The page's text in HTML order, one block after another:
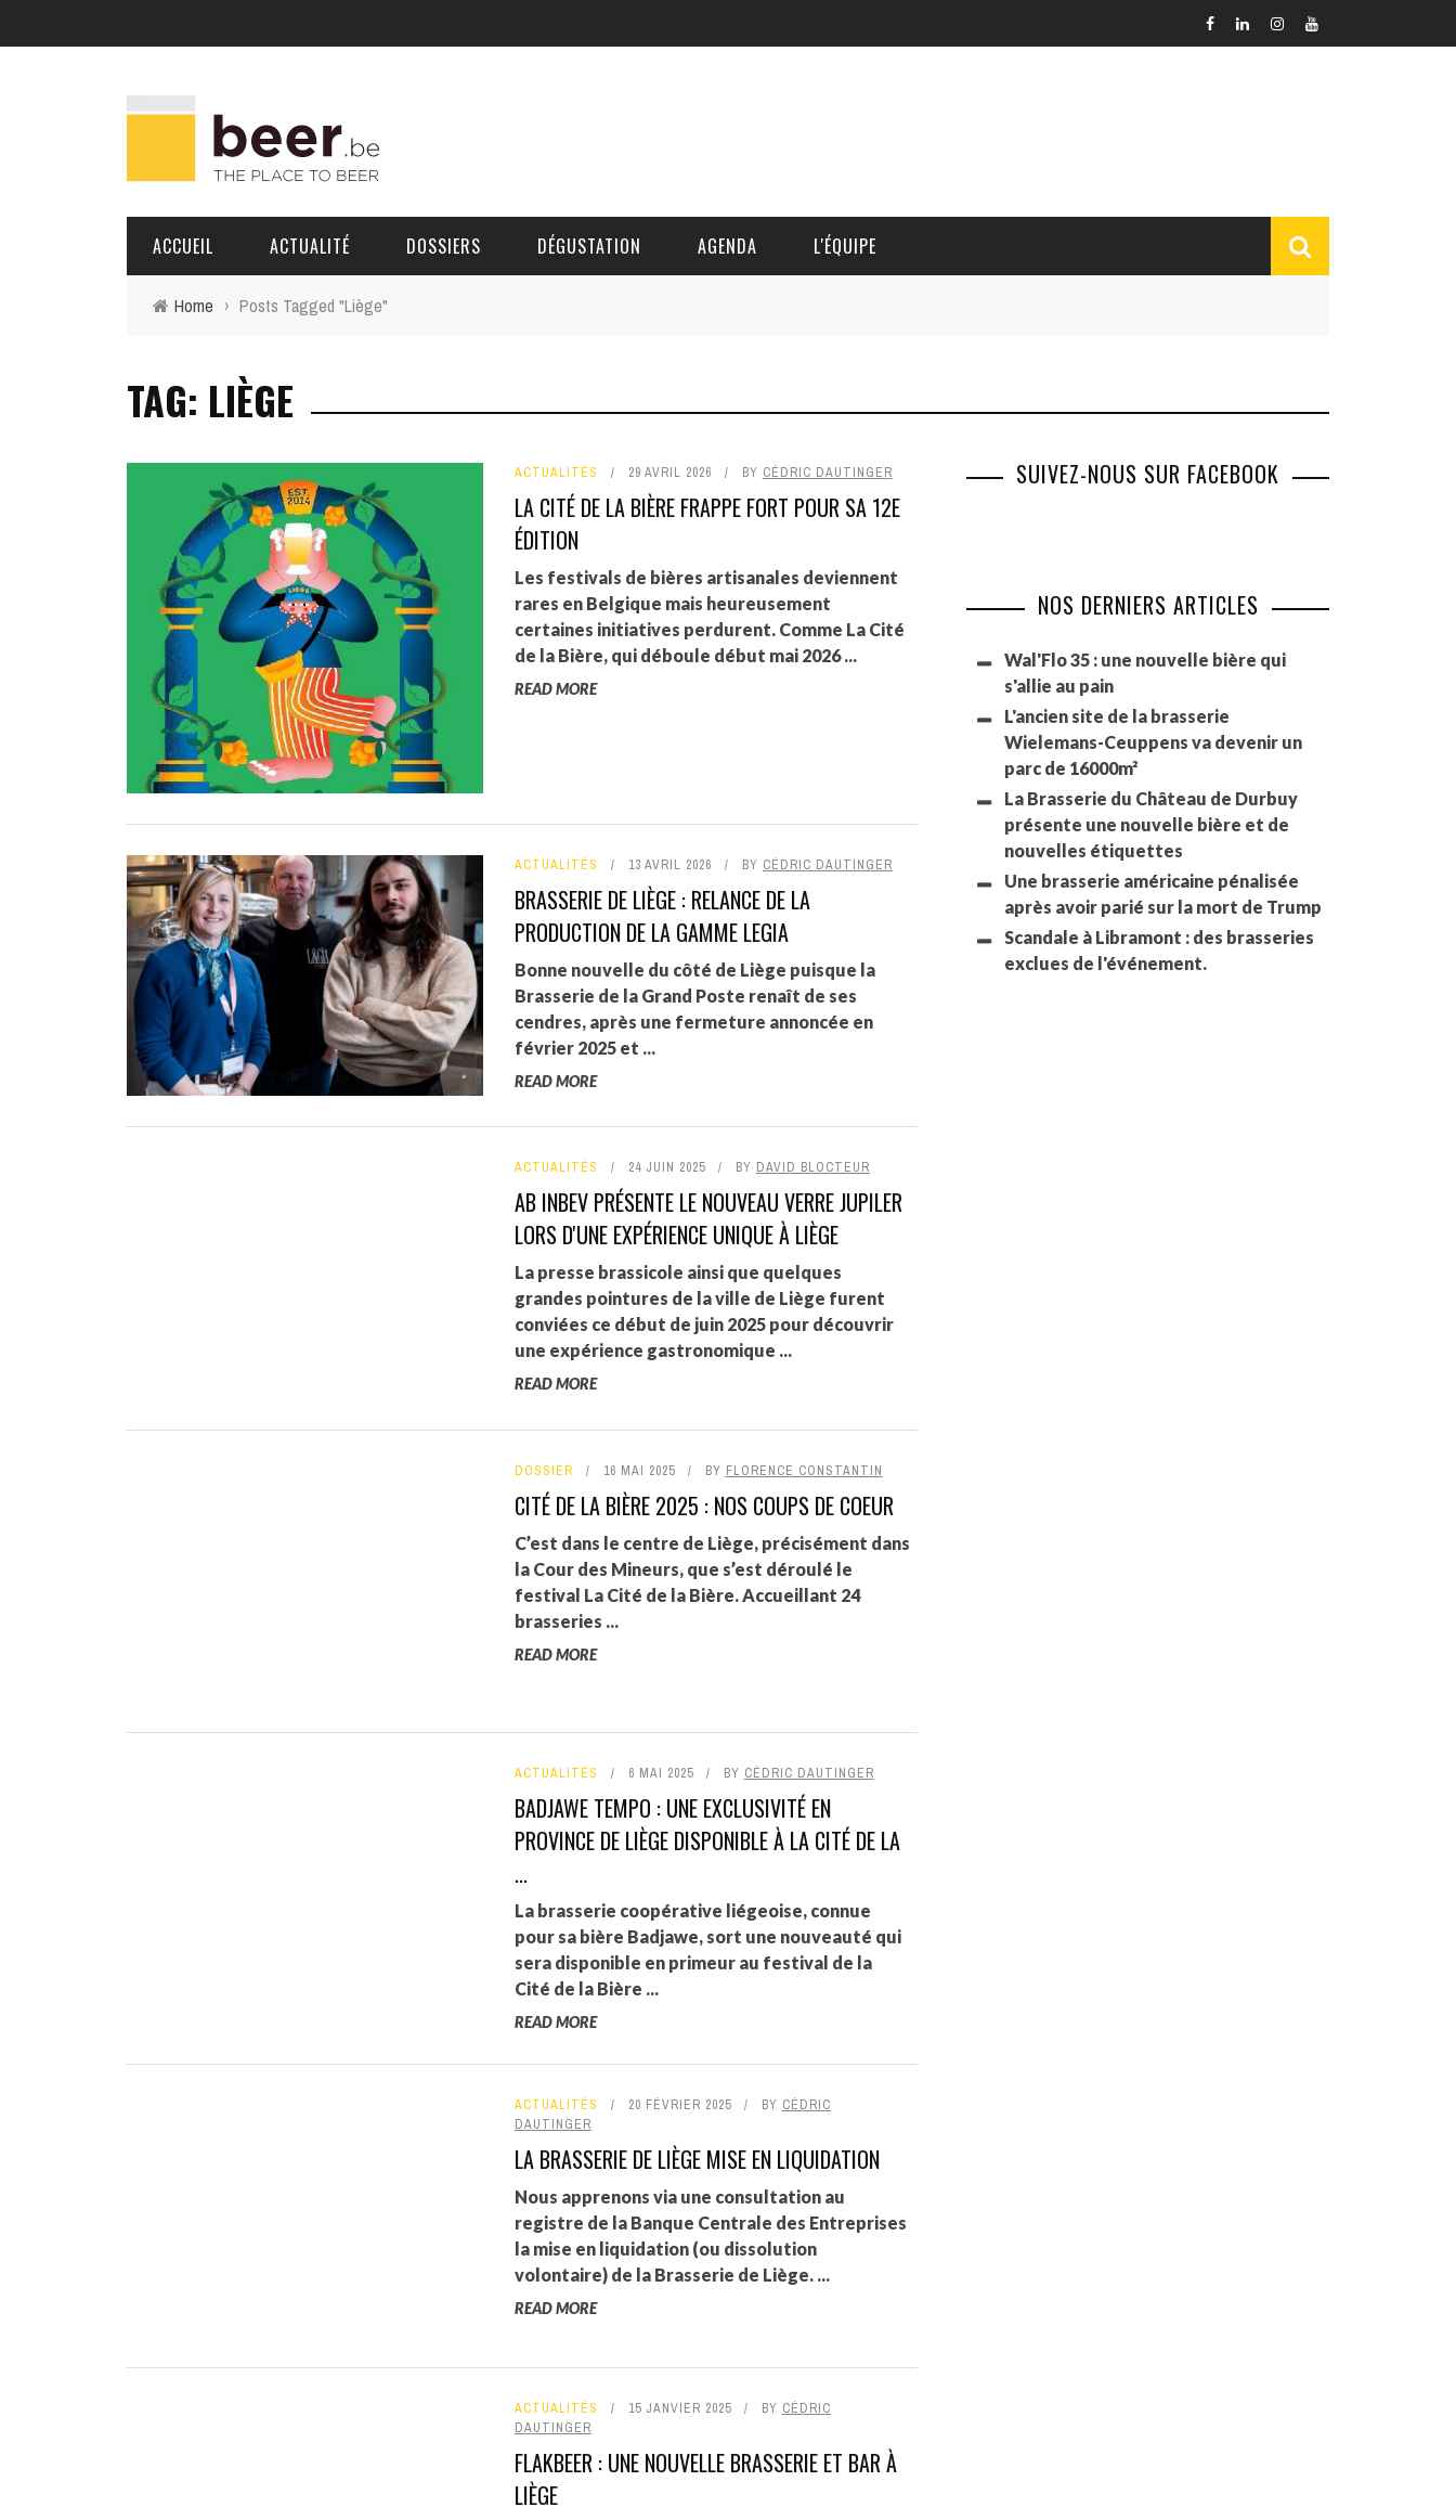
ACCUEIL ACTUALITÉ DOSSIERS DÉGUSTATION AGENDA L'ÉQUIPE
HÉLÈNE SPITAELS
AGALMA PADAW0NE
JEREMY KUPROWSKI
FLORENCE CONSTANTIN
Home › Posts Tagged "Liège"
TAG: LIÈGE
ACTUALITÉS 29 AVRIL 2026 BY CÉDRIC DAUTINGER
LA CITÉ DE LA BIÈRE FRAPPE FORT POUR SA 12E
ÉDITION
Les festivals de bières artisanales deviennent
rares en Belgique mais heureusement
certaines initiatives perdurent. Comme La Cité
de la Bière, qui déboule début mai 2026 ...
READ MORE
ACTUALITÉS 13 AVRIL 2026 BY CÉDRIC DAUTINGER
BRASSERIE DE LIÈGE : RELANCE DE LA
PRODUCTION DE LA GAMME LEGIA
Bonne nouvelle du côté de Liège puisque la
Brasserie de la Grand Poste renaît de ses
cendres, après une fermeture annoncée en
février 2025 et ...
READ MORE
ACTUALITÉS 24 JUIN 2025 BY DAVID BLOCTEUR
AB INBEV PRÉSENTE LE NOUVEAU VERRE JUPILER
LORS D'UNE EXPÉRIENCE UNIQUE À LIÈGE
La presse brassicole ainsi que quelques
grandes pointures de la ville de Liège furent
conviées ce début de juin 2025 pour découvrir
une expérience gastronomique ...
READ MORE
DOSSIER 16 MAI 2025 BY FLORENCE CONSTANTIN
CITÉ DE LA BIÈRE 2025 : NOS COUPS DE COEUR
C’est dans le centre de Liège, précisément dans
la Cour des Mineurs, que s’est déroulé le
festival La Cité de la Bière. Accueillant 24
brasseries ...
READ MORE
ACTUALITÉS 6 MAI 2025 BY CÉDRIC DAUTINGER
BADJAWE TEMPO : UNE EXCLUSIVITÉ EN
PROVINCE DE LIÈGE DISPONIBLE À LA CITÉ DE LA
...
La brasserie coopérative liégeoise, connue
pour sa bière Badjawe, sort une nouveauté qui
sera disponible en primeur au festival de la
Cité de la Bière ...
READ MORE
ACTUALITÉS 20 FÉVRIER 2025 BY CÉDRIC
DAUTINGER
LA BRASSERIE DE LIÈGE MISE EN LIQUIDATION
Nous apprenons via une consultation au
registre de la Banque Centrale des Entreprises
la mise en liquidation (ou dissolution
volontaire) de la Brasserie de Liège. ...
READ MORE
ACTUALITÉS 15 JANVIER 2025 BY CÉDRIC
DAUTINGER
FLAKBEER : UNE NOUVELLE BRASSERIE ET BAR À
LIÈGE
SUIVEZ-NOUS SUR FACEBOOK
NOS DERNIERS ARTICLES
Wal'Flo 35 : une nouvelle bière qui
s'allie au pain
L'ancien site de la brasserie
Wielemans-Ceuppens va devenir un
parc de 16000m²
La Brasserie du Château de Durbuy
présente une nouvelle bière et de
nouvelles étiquettes
Une brasserie américaine pénalisée
après avoir parié sur la mort de Trump
Scandale à Libramont : des brasseries
exclues de l'événement.